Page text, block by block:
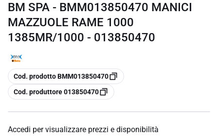
BM SPA - BMM013850470 MANICI
MAZZUOLE RAME 1000
1385MR/1000 - 013850470
copia
Cod. prodotto BMM013850470
copia
Cod. produttore 013850470
Accedi per visualizzare prezzi e disponibilità